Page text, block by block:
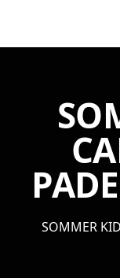
SOMMER